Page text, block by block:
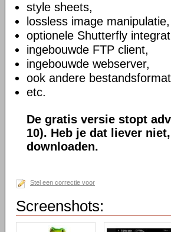
style sheets,
lossless image manipulatie,
optionele Shutterfly
ingebouwde FTP client,
ingebouwde webserver,
ook andere
etc.
De gratis versie stopt
10). Heb je dat liever
downloaden.
Stel een correctie voor
Screenshots: